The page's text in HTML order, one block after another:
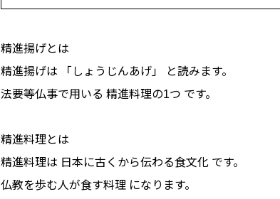
精進揚げとは
精進揚げは 「しょうじんあげ」 と読みます。
法要等仏事で用いる 精進料理の1つ です。
精進料理とは
精進料理は 日本に古くから伝わる食文化 です。
仏教を歩む人が食す料理 になります。